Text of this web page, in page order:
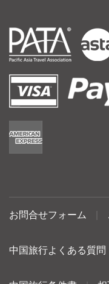
お問合せフォーム
中国旅行よくある質問